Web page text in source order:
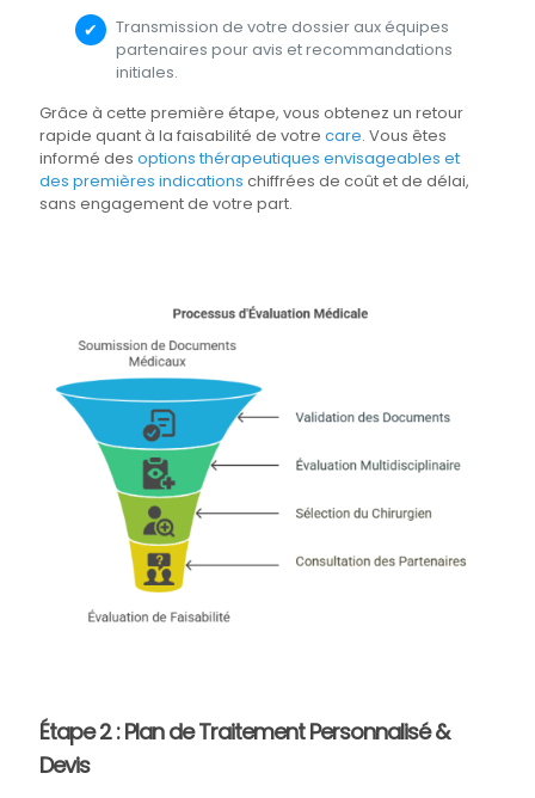
Transmission de votre dossier aux équipes
partenaires pour avis et recommandations
initiales.
Grâce à cette première étape, vous obtenez un retour
rapide quant à la faisabilité de votre care. Vous êtes
informé des options thérapeutiques envisageables et
des premières indications chiffrées de coût et de délai,
sans engagement de votre part.
Étape 2 : Plan de Traitement Personnalisé &
Devis